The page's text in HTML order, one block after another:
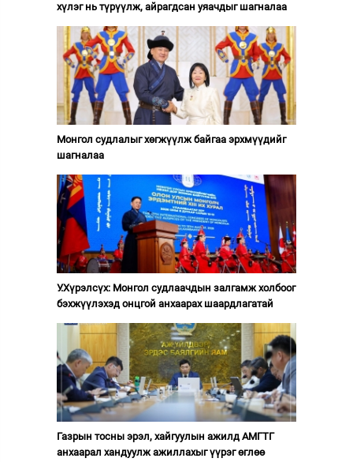
хүлэг нь түрүүлж, айрагдсан уяачдыг шагналаа
Монгол судлалыг хөгжүүлж байгаа эрхмүүдийг
шагналаа
У.Хүрэлсүх: Монгол судлаачдын залгамж холбоог
бэхжүүлэхэд онцгой анхаарах шаардлагатай
Газрын тосны эрэл, хайгуулын ажилд АМГТГ
анхаарал хандуулж ажиллахыг үүрэг өглөө